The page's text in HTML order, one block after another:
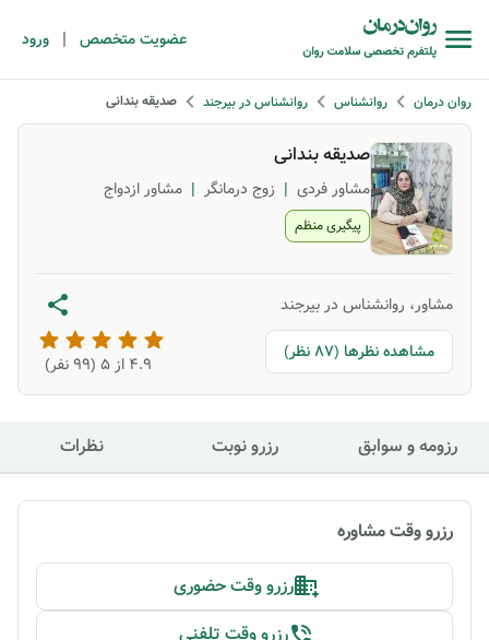
عضویت متخصص | ورود
روان درمان روانشناس روانشناس در بیرجند صدیقه بندانی
صدیقه بندانی
مشاور فردی | زوج درمانگر | مشاور ازدواج
پیگیری منظم
مشاور، روانشناس در بیرجند
مشاهده نظرها (87 نظر)
4.9 از ۵ ( 99نفر)
رزومه و سوابق رزرو نوبت نظرات
رزرو وقت مشاوره
رزرو وقت حضوری
رزرو وقت تلفنی